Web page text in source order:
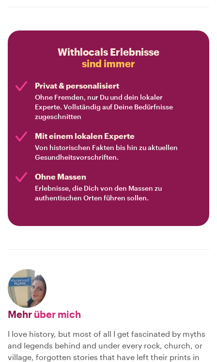
Withlocals Erlebnisse
sind immer
Privat & personalisiert
Ohne Fremden, nur Du und dein lokaler
Experte. Vollständig auf Deine Bedürfnisse
zugeschnitten
Mit einem lokalen Experte
Von historischen Fakten bis hin zu aktuellen
Gesundheitsvorschriften.
Ohne Massen
Erlebnisse, die Dich von den Massen zu
authentischen Orten führen sollen.
Mehr über mich
I love history, but most of all I get fascinated by myths
and legends behind and under every rock, church, or
village, forgotten stories that have left their prints in